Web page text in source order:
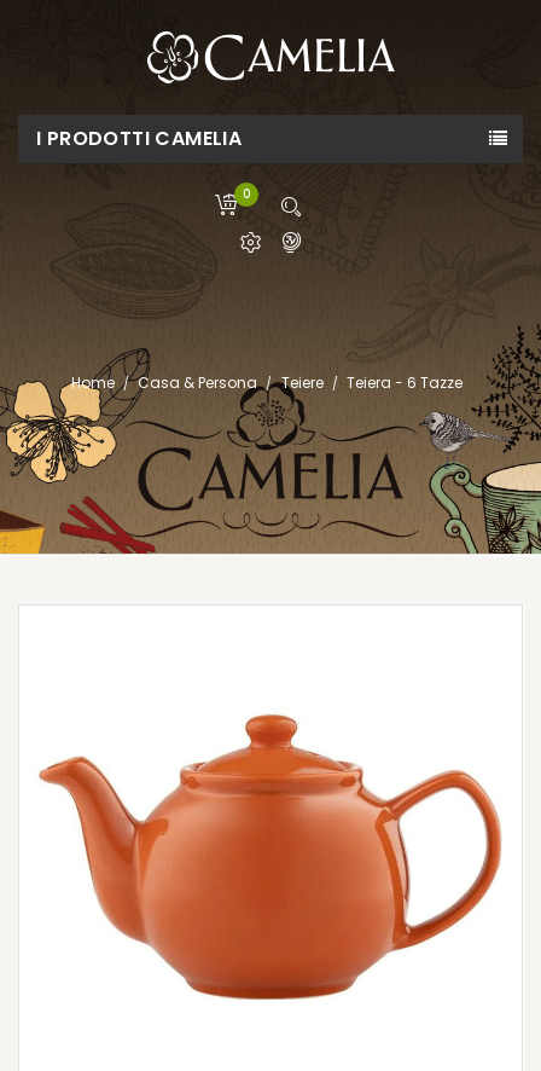
I PRODOTTI CAMELIA
0
Home Casa & Persona Teiere Teiera - 6 Tazze